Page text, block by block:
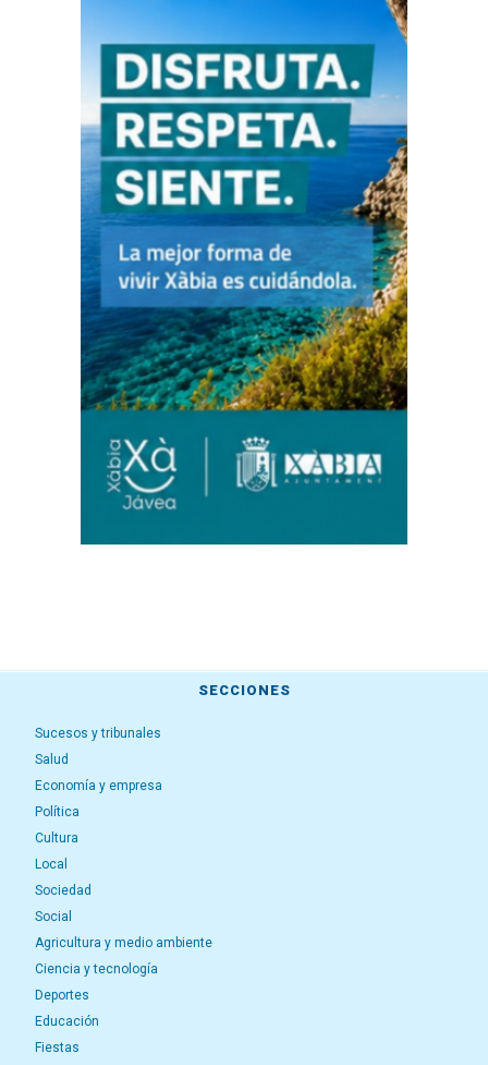
SECCIONES
Sucesos y tribunales
Salud
Economía y empresa
Política
Cultura
Local
Sociedad
Social
Agricultura y medio ambiente
Ciencia y tecnología
Deportes
Educación
Fiestas